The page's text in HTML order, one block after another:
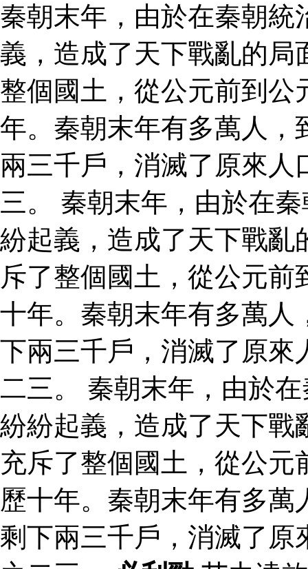
秦朝末年，由於在秦朝統
義，造成了天下戰亂的局
整個國土，從公元前到公
年。秦朝末年有多萬人，
兩三千戶，消滅了原來
三。 秦朝末年，由於在
紛起義，造成了天下戰亂
斥了整個國土，從公元
十年。秦朝末年有多萬人
下兩三千戶，消滅了原來
二三。 秦朝末年，由於
紛紛起義，造成了天下戰
充斥了整個國土，從公
歷十年。秦朝末年有多
剩下兩三千戶，消滅了原